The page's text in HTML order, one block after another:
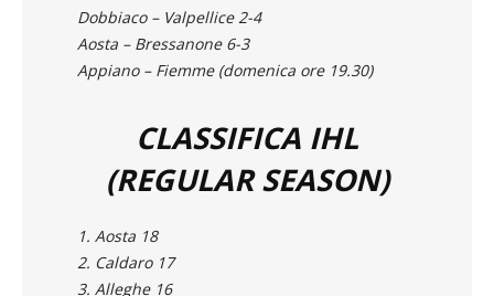
Caldaro – Varese 6-1
Dobbiaco – Valpellice 2-4
Aosta – Bressanone 6-3
CLASSIFICA IHL
(REGULAR SEASON)
1. Aosta 18
2. Caldaro 17